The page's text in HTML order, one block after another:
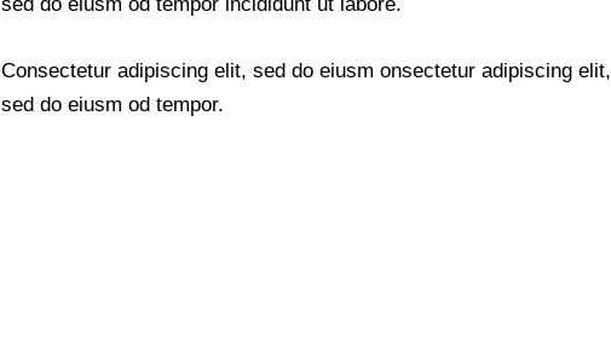
Consectetur adipiscing elit, sed do eiusm onsectetur adipiscing elit,
sed do eiusm od tempor.